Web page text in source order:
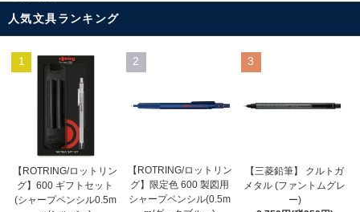
人気文具ランキング
1
【ROTRING/ロットリン
グ】600 ギフトセット
(シャープペンシル0.5m
2
【ROTRING/ロットリン
グ】限定色 600 製図用
シャープペンシル(0.5m
3
【三菱鉛筆】 クルトガ
メタル (ファントムグレ
ー)